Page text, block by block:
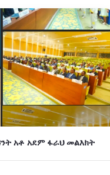
አቶ አደም ፋራህ መልእክት